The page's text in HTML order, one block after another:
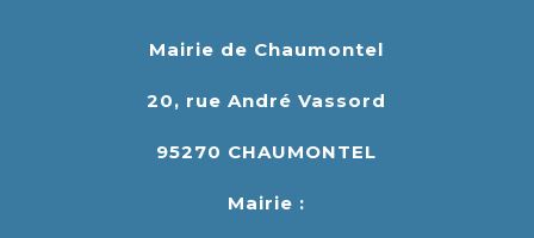
Mairie de Chaumontel
20, rue André Vassord
95270 CHAUMONTEL
Mairie :